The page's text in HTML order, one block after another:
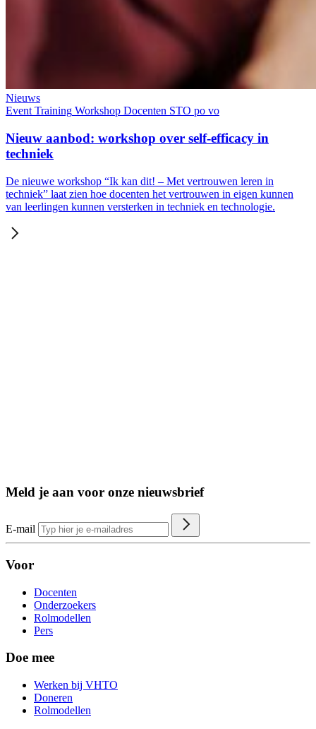
Nieuws
Event Training Workshop Docenten STO po vo
Nieuw aanbod: workshop over self-efficacy in
techniek
De nieuwe workshop “Ik kan dit! – Met vertrouwen leren in
techniek” laat zien hoe docenten het vertrouwen in eigen kunnen
van leerlingen kunnen versterken in techniek en technologie.
Meld je aan voor onze nieuwsbrief
E-mail
Voor
Docenten
Onderzoekers
Rolmodellen
Pers
Doe mee
Werken bij VHTO
Doneren
Rolmodellen